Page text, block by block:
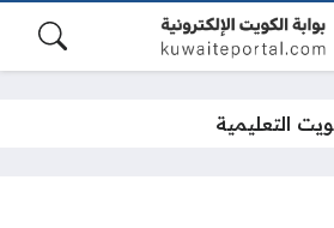
التعليمية